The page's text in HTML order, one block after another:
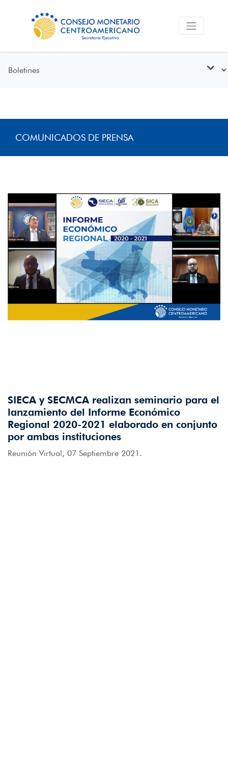
COMUNICADOS DE PRENSA
SIECA y SECMCA realizan seminario para el
lanzamiento del Informe Económico
Regional 2020-2021 elaborado en conjunto
por ambas instituciones
Reunión Virtual, 07 Septiembre 2021.